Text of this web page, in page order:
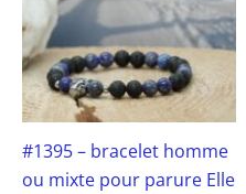
#1395 – bracelet homme
ou mixte pour parure Elle